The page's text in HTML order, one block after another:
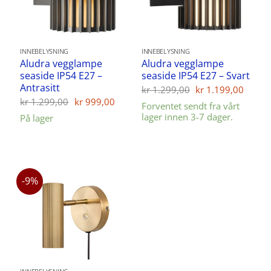
INNEBELYSNING
Aludra vegglampe
seaside IP54 E27 –
Antrasitt
kr1.299,00 Opprinnelig
kr999,00Nåværende
På lager
INNEBELYSNING
Aludra vegglampe
seaside IP54 E27 – Svart
kr1.299,00 Opprinnelig
pris
var:
kr 1.299,00.
kr 1.199,00
Forventet sendt fra vårt
lager innen 3-7 dager.
-9%